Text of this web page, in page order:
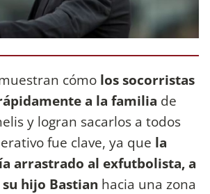
cómo los socorristas
a la familia de
y logran sacarlos a todos
fue clave, ya que la
arrastrado al exfutbolista, a
hijo Bastian hacia una zona